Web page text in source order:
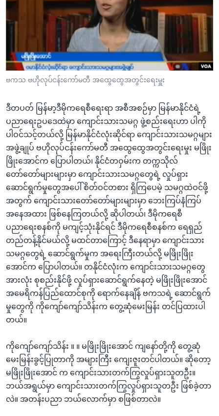
ရန်
ပင်မ
စာမျက်နှာ
ရှာဖွေ
နေရာ
သို့
ရုပ်ရှင်ထဲက အင်္ဂလိပ်စာ
သုတပဒေသာ အင်္ဂလိပ်စာ
တီဗွီ
ရေဒီယိုနှင့်ရုပ်သံ အချက်အလက်များ
ရေဒီယို/တီဗွီအစီအစဉ်
Learning English
ဗွီအိုအေ လူမှုကွန်ယက်များ
ဘာသာစကားများ
ဗကသ ဗဟိုလုပ်ငန်းကော်မတီ အထွေထွေအတွင်းရေးမှူး
ဒီတပတ် မြန်မာ့ဒီမိုကရေစီရေးရာ အစီအစဉ်မှာ မြန်မာနိုင်ငံရဲ့
ပညာရေးဥပဒေထဲမှာ ကျောင်းသားသမဂ္ဂ ဖွဲ့စည်းရေးဟာ ပါကို
ပါဝင်သင့်တယ်လို့ မြန်မာနိုင်ငံလုံးဆိုင်ရာ ကျောင်းသားသမဂ္ဂများ
အဖွဲ့ချုပ် ဗဟိုလုပ်ငန်းကော်မတီ အထွေထွေအတွင်းရေးမှုး မဖြိုး
ဖြိုးအောင်က ပြောပါတယ်၊ နိုင်ငံတဝှမ်းက တက္ကသိုလ်
တော်တော်များများမှာ ကျောင်းသားသမဂ္ဂတွေရဲ့ လှုပ်ရှား
ဆောင်ရွက်မှုတွေအပေါ် စိတ်ဝင်တစား ရှိကြပေမဲ့ သမဂ္ဂထဲဝင်ဖို့
အတွက် ကျောင်းသားတော်တော်များများမှာ ဘေးကြပ်နံကြပ်
အနေအထား ဖြစ်နေကြတယ်လို့ ဆိုပါတယ်၊ ဒီမိုကရေစီ
ပညာရေးစနစ်ကို မကျင့်သုံးနိုင်ရင် ဒီမိုကရေစီစနစ်က ရေရှည်
တည်တန့်နိုင်မယ်လို့ မထင်တာကြောင့် ဒီနေရာမှာ ကျောင်းသား
သမဂ္ဂတွေရဲ့ ဆောင်ရွက်မှုက အရေးကြီးတယ်လို့ မဖြိုးဖြိုး
အောင်က ပြောပါတယ်။ တနိုင်ငံလုံးက ကျောင်းသားသမဂ္ဂတွေ
အားလုံး စုစည်းနိုင်ဖို့ လှုပ်ရှားဆောင်ရွက်နေတဲ့ မဖြိုးဖြိုးအောင်
အမေရိကန်ပြည်ထောင်စုကို ရောက်နေချိန် ဗကသရဲ့ ဆောင်ရွက်
မှုတွေကို ကိုကျော်ကျော်သိန်းက တွေ့ဆုံမေးမြန်း တင်ပြထားပါ
တယ်။
ကိုကျော်ကျော်သိန်း ။ ။ မဖြိုးဖြိုးအောင် ကျနော်တို့ကို တွေ့ဆုံ
မေးမြန်းခွင့်ပြုတာကို အများကြီး ကျေးဇူးတင်ပါတယ်။ ဆိုတော့
မဖြိုးဖြိုးအောင် က ကျောင်းသားတက်ကြွလှုပ်ရှားသူတဦး။
ဘယ်အရွယ်မှာ ကျောင်းသားတက်ကြွလှုပ်ရှားသူတဦး ဖြစ်ခဲ့တာ
လဲ။ အတန်းပညာ ဘယ်လောက်မှာ စဖြစ်တာလဲ။